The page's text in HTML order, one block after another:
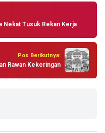
Nekat Tusuk Rekan Kerja
Pos Berikutnya:
Rawan Kekeringan